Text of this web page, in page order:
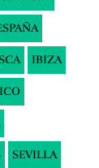
IBIZA
SEVILLA